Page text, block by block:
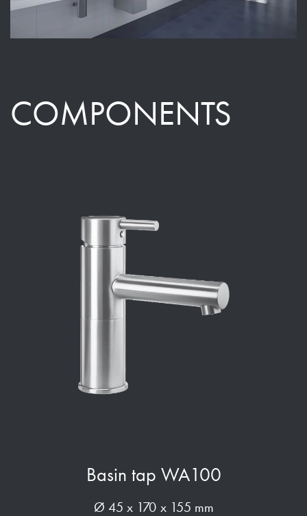
COMPONENTS
Basin tap WA100
Ø 45 x 170 x 155 mm